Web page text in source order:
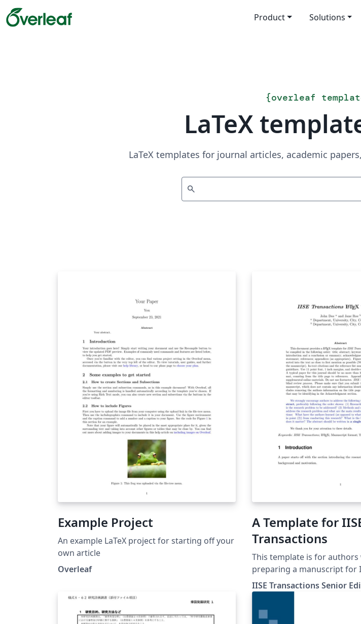
Product Solutions
{overleaf
LaTeX
LaTeX templates for journal articles, academic
search
Example Project
An example LaTeX project for starting off your
own article
Overleaf
A Template for
Transactions
This template is for authors
preparing a manuscript for
using the LaTeX document
system. Please check “Instructions for
authors” on IISE
additional information.
IISE Transactions Senior